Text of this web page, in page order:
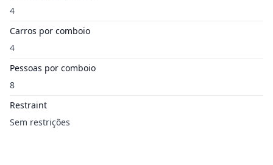
4
Carros por comboio
4
Pessoas por comboio
8
Restraint
Sem restrições